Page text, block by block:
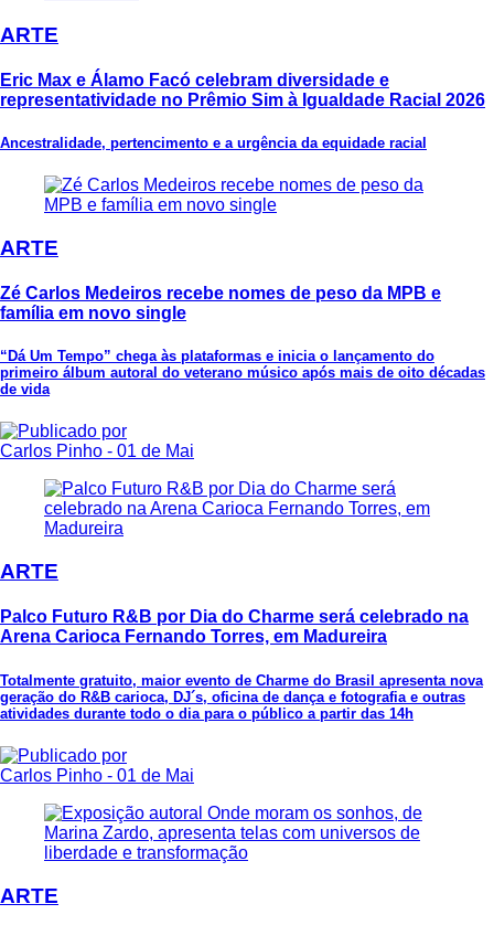
ARTE
Eric Max e Álamo Facó celebram diversidade e
representatividade no Prêmio Sim à Igualdade Racial 2026
Ancestralidade, pertencimento e a urgência da equidade racial
ARTE
Zé Carlos Medeiros recebe nomes de peso da MPB e
família em novo single
“Dá Um Tempo” chega às plataformas e inicia o lançamento do
primeiro álbum autoral do veterano músico após mais de oito décadas
de vida
Carlos Pinho - 01 de Mai
ARTE
Palco Futuro R&B por Dia do Charme será celebrado na
Arena Carioca Fernando Torres, em Madureira
Totalmente gratuito, maior evento de Charme do Brasil apresenta nova
geração do R&B carioca, DJ´s, oficina de dança e fotografia e outras
atividades durante todo o dia para o público a partir das 14h
Carlos Pinho - 01 de Mai
ARTE